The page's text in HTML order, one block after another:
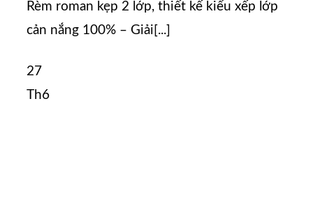
Rèm roman kẹp 2 lớp, thiết kế kiểu xếp lớp
cản nắng 100% – Giải[...]
27
Th6